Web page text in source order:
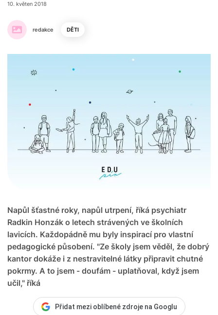
redakce
10. květen 2018
DĚTI
Napůl šťastné roky, napůl utrpení, říká psychiatr
Radkin Honzák o letech strávených ve školních
lavicích. Každopádně mu byly inspirací pro vlastní
pedagogické působení. "Ze školy jsem věděl, že dobrý
kantor dokáže i z nestravitelné látky připravit chutné
pokrmy. A to jsem - doufám - uplatňoval, když jsem
učil," říká
Přidat mezi oblíbené zdroje na Googlu